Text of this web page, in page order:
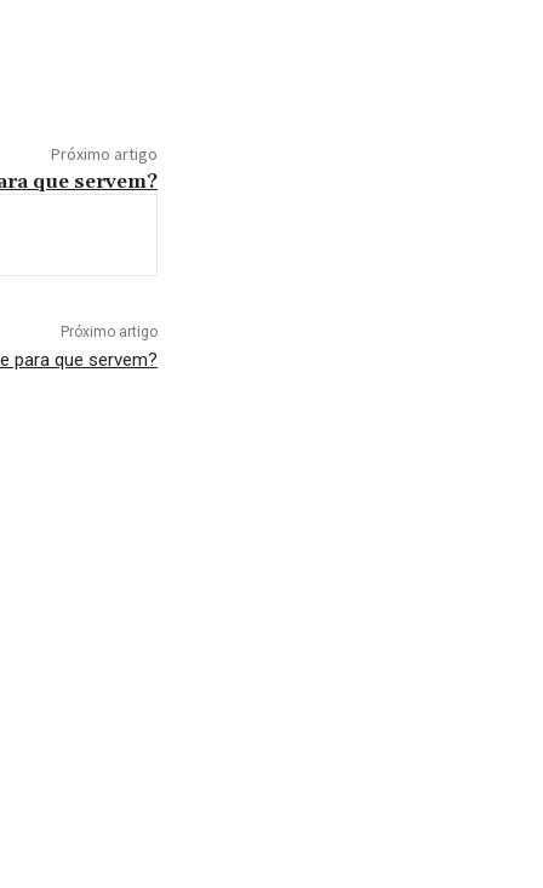
Próximo artigo
que servem?
Próximo artigo
para que servem?